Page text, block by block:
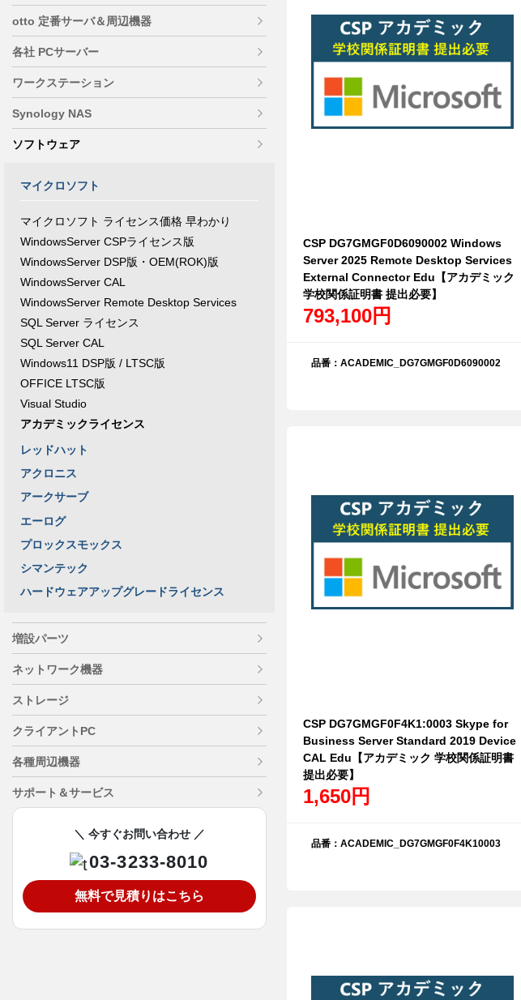
CSP DG7GMGF0D6090002 Windows
Server 2025 Remote Desktop Services
External Connector Edu【アカデミック
学校関係証明書 提出必要】
793,100円
品番：ACADEMIC_DG7GMGF0D6090002
CSP DG7GMGF0F4K1:0003 Skype for
Business Server Standard 2019 Device
CAL Edu【アカデミック 学校関係証明書
提出必要】
1,650円
品番：ACADEMIC_DG7GMGF0F4K10003
otto 定番サーバ＆周辺機器
各社 PCサーバー
ワークステーション
Synology NAS
ソフトウェア
マイクロソフト
マイクロソフト ライセンス価格 早わかり
WindowsServer CSPライセンス版
WindowsServer DSP版・OEM(ROK)版
WindowsServer CAL
WindowsServer Remote Desktop Services
SQL Server ライセンス
SQL Server CAL
Windows11 DSP版 / LTSC版
OFFICE LTSC版
Visual Studio
アカデミックライセンス
レッドハット
アクロニス
アークサーブ
エーログ
プロックスモックス
シマンテック
ハードウェアアップグレードライセンス
増設パーツ
ネットワーク機器
ストレージ
クライアントPC
各種周辺機器
サポート＆サービス
＼ 今すぐお問い合わせ ／
03-3233-8010
無料で見積りはこちら